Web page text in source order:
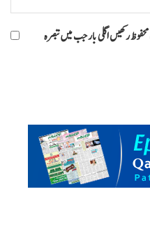
رکھیں اگلی بار جب میں تبصرہ